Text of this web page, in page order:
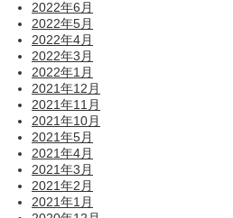
2022年6月
2022年5月
2022年4月
2022年3月
2022年1月
2021年12月
2021年11月
2021年10月
2021年5月
2021年4月
2021年3月
2021年2月
2021年1月